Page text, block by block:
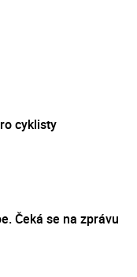
cyklisty
Čeká se na zprávu